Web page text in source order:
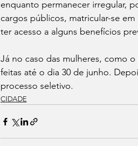
enquanto permanecer irregular,
cargos públicos, matricular-se
ter acesso a alguns benefícios
Já no caso das mulheres, como
feitas até o dia 30 de junho.
processo seletivo.
CIDADE